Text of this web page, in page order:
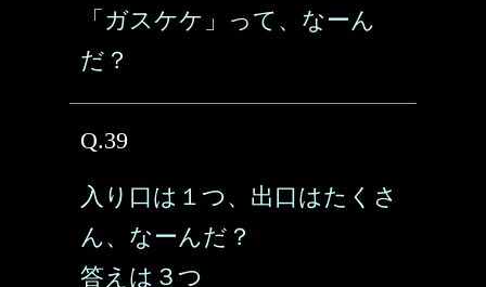
「ガスケケ」って、なーん
だ？
Q.39
入り口は１つ、出口はたくさ
ん、なーんだ？
答えは３つ